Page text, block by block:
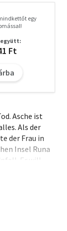
egy
Ft
Asche ist
Als der
der Frau in
Insel Runa
Er will
doch